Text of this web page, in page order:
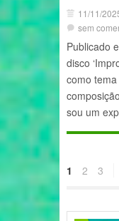
11/11/
sem
Publicado
disco
como tema
sou um
1 2 3